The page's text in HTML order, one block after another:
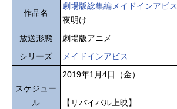
作品名
劇場版総集編メイドインアビス
夜明け
放送形態
劇場版アニメ
シリーズ
メイドインアビス
スケジュー
ル
2019年1月4日（金）
【リバイバル上映】